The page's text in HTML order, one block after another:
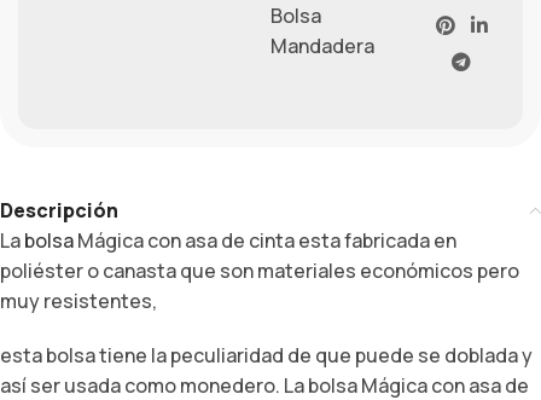
Bolsa
Mandadera
Descripción
LabolsaMágica con asa de cinta esta fabricada en
poliéster o canasta que son materiales económicos pero
muy resistentes,
esta bolsa tiene la peculiaridad de que puede se doblada y
así ser usada como monedero. La bolsa Mágica con asa de